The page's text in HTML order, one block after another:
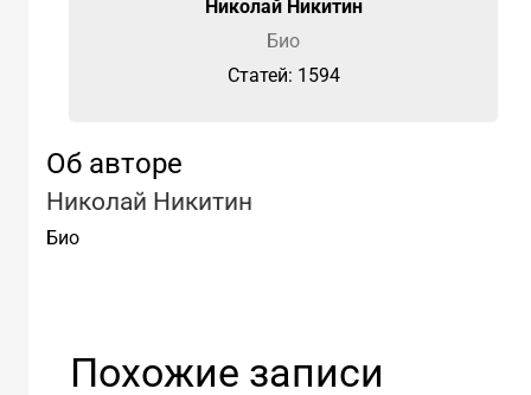
Николай Никитин
Био
Cтатей: 1594
Об авторе
Николай Никитин
Био
Похожие записи